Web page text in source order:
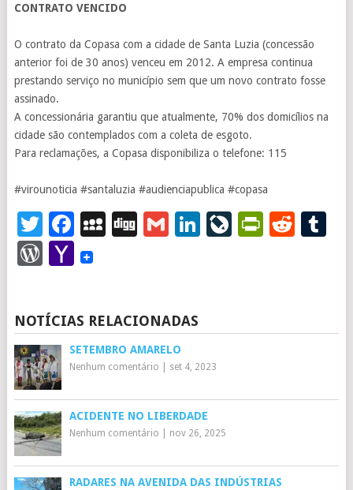
CONTRATO VENCIDO
O contrato da Copasa com a cidade de Santa Luzia (concessão
anterior foi de 30 anos) venceu em 2012. A empresa continua
prestando serviço no município sem que um novo contrato fosse
assinado.
A concessionária garantiu que atualmente, 70% dos domicílios na
cidade são contemplados com a coleta de esgoto.
Para reclamações, a Copasa disponibiliza o telefone: 115
#virounoticia #santaluzia #audienciapublica #copasa
Twitter
Facebook
MySpace
DiggGmailLinkedIn
WordPress
Yahoo
NOTÍCIAS RELACIONADAS
SETEMBRO AMARELO
Nenhum comentário set 4, 2023
ACIDENTE NO LIBERDADE
Nenhum comentário nov 26, 2025
RADARES NA AVENIDA DAS INDÚSTRIAS